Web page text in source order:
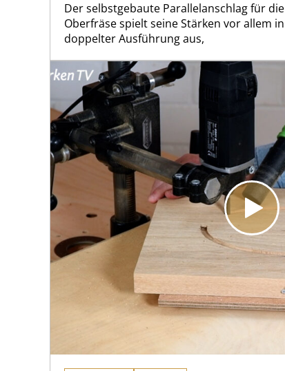
Der selbstgebaute Parallelanschlag für die
Oberfräse spielt seine Stärken vor allem in
doppelter Ausführung aus,